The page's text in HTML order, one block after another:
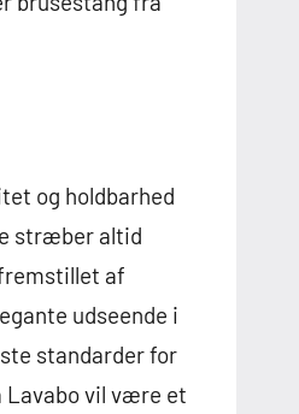
og holdbarhed
stræber altid
af
udseende i
standarder for
Lavabo vil være et